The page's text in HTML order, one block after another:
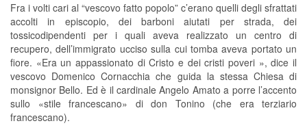
Fra i volti cari al “vescovo fatto popolo” c’erano quelli degli sfrattati
accolti in episcopio, dei barboni aiutati per strada, dei
tossicodipendenti per i quali aveva realizzato un centro di
recupero, dell’immigrato ucciso sulla cui tomba aveva portato un
fiore. «Era un appassionato di Cristo e dei cristi poveri », dice il
vescovo Domenico Cornacchia che guida la stessa Chiesa di
monsignor Bello. Ed è il cardinale Angelo Amato a porre l’accento
sullo «stile francescano» di don Tonino (che era terziario
francescano).